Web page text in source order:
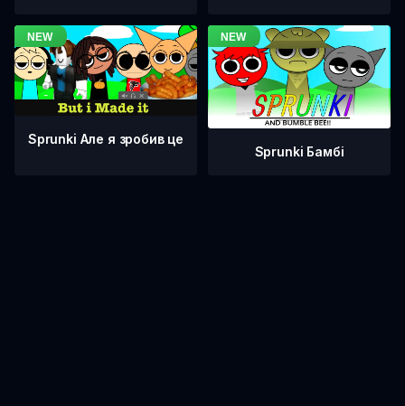
Sprunki Але я зробив це
Sprunki Бамбі